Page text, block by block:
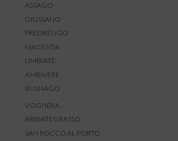
ASSAGO
GIUSSANO
PREDRENGO
MAGENTA
LIMBIATE
AMBIVERE
BUSNAGO
VOGHERA
ABBIATEGRASSO
SAN ROCCO AL PORTO